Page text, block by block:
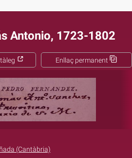
Antonio, 1723-1802
Enllaç permanent
(Cantàbria)